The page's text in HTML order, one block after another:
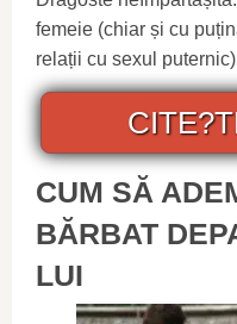
femeie (chiar și cu
relații cu sexul
CUM SĂ
BĂRBAT
LUI